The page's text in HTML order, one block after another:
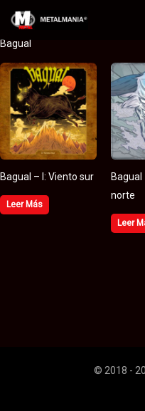
contenido
Bagual
Bagual – I: Viento sur
Leer Más
Bagual
norte
Leer
© 2018 -